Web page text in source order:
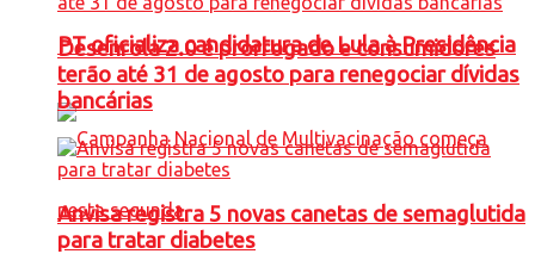
PT oficializa candidatura de Lula à Presidência
Desenrola 2.0 é prorrogado e consumidores
terão até 31 de agosto para renegociar dívidas
bancárias
Anvisa registra 5 novas canetas de semaglutida
para tratar diabetes